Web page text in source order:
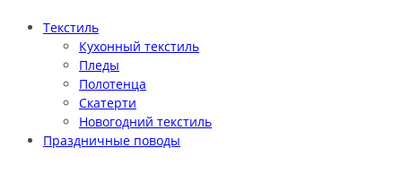
Текстиль
Кухонный текстиль
Пледы
Полотенца
Скатерти
Новогодний текстиль
Праздничные поводы